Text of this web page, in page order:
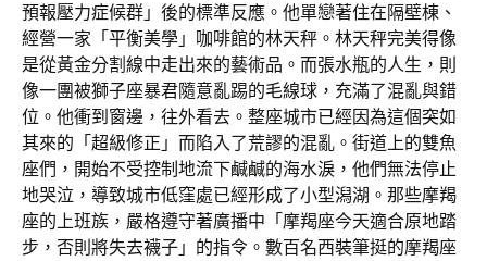
預報壓力症候群」後的標準反應。他單戀著住在隔壁棟、
經營一家「平衡美學」咖啡館的林天秤。林天秤完美得像
是從黃金分割線中走出來的藝術品。而張水瓶的人生，則
像一團被獅子座暴君隨意亂踢的毛線球，充滿了混亂與錯
位。他衝到窗邊，往外看去。整座城市已經因為這個突如
其來的「超級修正」而陷入了荒謬的混亂。街道上的雙魚
座們，開始不受控制地流下鹹鹹的海水淚，他們無法停止
地哭泣，導致城市低窪處已經形成了小型潟湖。那些摩羯
座的上班族，嚴格遵守著廣播中「摩羯座今天適合原地踏
步，否則將失去襪子」的指令。數百名西裝筆挺的摩羯座